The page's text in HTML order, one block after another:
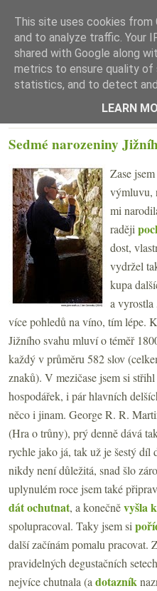
☰
Sedmé narozeniny
Zase
výmluvu,
mi
raději
dost,
vydržel
kupa
a vyrostla
více pohledů na víno, tím lépe.
Jižního svahu mluví o téměř
každý v průměru 582 slov
znaků). V mezičase jsem si
hospodářek, i pár hlavních
něco i jinam. George R. R.
(Hra o trůny), prý denně dává
rychle jako já, tak už je šestý
nikdy není důležitá, snad šlo
uplynulém roce jsem také
dát ochutnat, a konečněvyšla
spolupracoval. Taky jsem si
další začínám pomalu pracovat.
pravidelných degustačních
nejvíce chutnala (a dotazník
This site uses cookies
and to analyze traffic. Your
shared with Google along
metrics to ensure quality of
statistics, and to detect
LEARN